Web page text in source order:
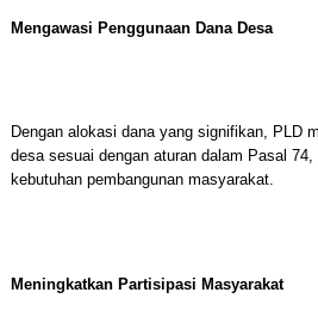
Mengawasi Penggunaan Dana Desa
Dengan alokasi dana yang signifikan, PLD
desa sesuai dengan aturan dalam Pasal
kebutuhan pembangunan masyarakat.
Meningkatkan Partisipasi Masyarakat